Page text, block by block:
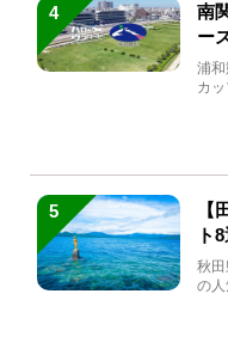
4
南
ー
馬
浦
カ
5
【
ト
秋
の